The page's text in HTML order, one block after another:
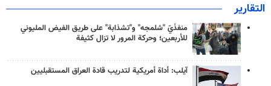
التقارير
منفذَيّ "شلمجه" و"تشذابة" على طريق الفيض المليوني
للأربعين؛ وحركة المرور لا تزال كثيفة
آيلب: أداة أمريكية لتدريب قادة العراق المستقبليين